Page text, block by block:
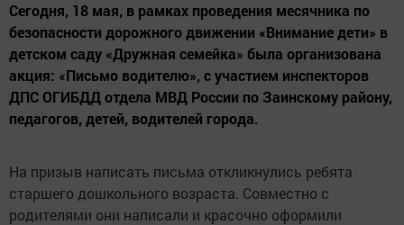
Сегодня, 18 мая, в рамках проведения месячника по
безопасности дорожного движении «Внимание дети» в
детском саду «Дружная семейка» была организована
акция: «Письмо водителю», с участием инспекторов
ДПС ОГИБДД отдела МВД России по Заинскому району,
педагогов, детей, водителей города.
На призыв написать письма откликнулись ребята
старшего дошкольного возраста. Совместно с
родителями они написали и красочно оформили